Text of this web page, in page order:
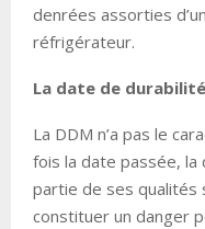
denrées assorties
réfrigérateur.
La date de
La DDM n’a pas le
fois la date passée,
partie de ses qualités
constituer un danger